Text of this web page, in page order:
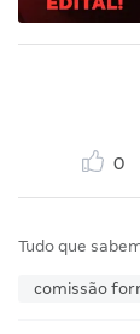
0
Tudo que
comissão